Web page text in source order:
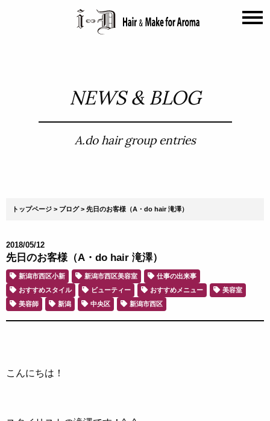
NEWS & BLOG
A.do hair group entries
トップページ ブログ 先日のお客様（A・do hair 滝澤）
2018/05/12
先日のお客様（A・do hair 滝澤）
新潟市西区小新 新潟市西区美容室
仕事の出来事
おすすめスタイル
ビューティー おすすめメニュー
美容室
美容師
新潟 中央区 新潟市西区
こんにちは！